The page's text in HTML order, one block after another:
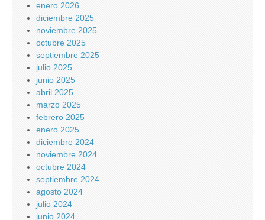
enero 2026
diciembre 2025
noviembre 2025
octubre 2025
septiembre 2025
julio 2025
junio 2025
abril 2025
marzo 2025
febrero 2025
enero 2025
diciembre 2024
noviembre 2024
octubre 2024
septiembre 2024
agosto 2024
julio 2024
junio 2024